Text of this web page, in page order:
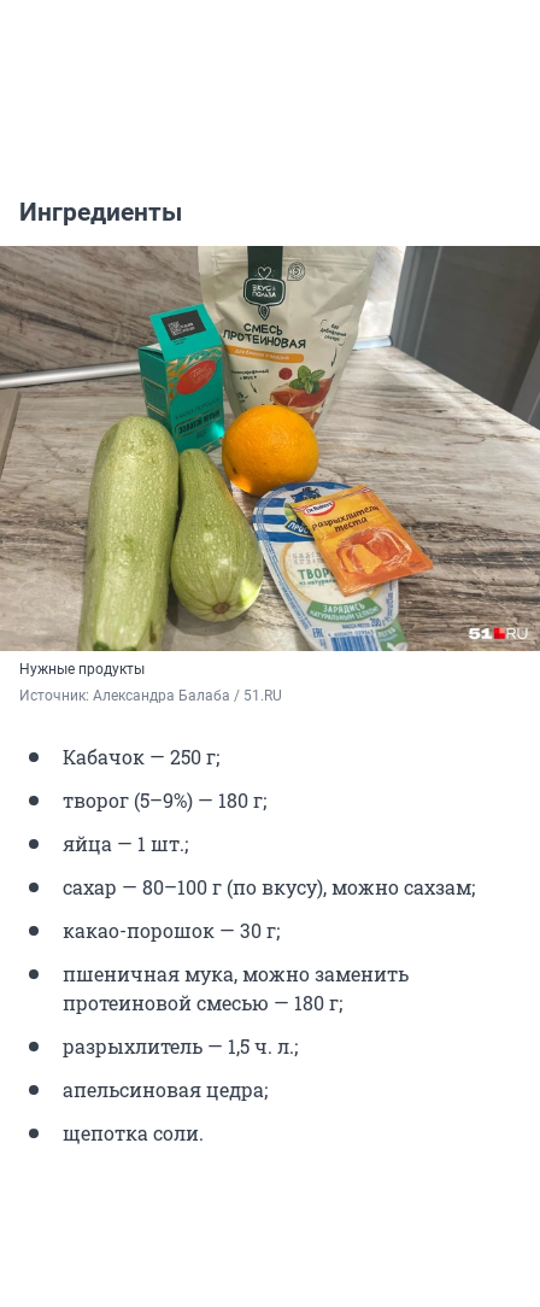
Ингредиенты
Нужные продукты
Источник: Александра Балаба / 51.RU
Кабачок — 250 г;
творог (5–9%) — 180 г;
яйца — 1 шт.;
сахар — 80–100 г (по вкусу), можно сахзам;
какао-порошок — 30 г;
пшеничная мука, можно заменить
протеиновой смесью — 180 г;
разрыхлитель — 1,5 ч. л.;
апельсиновая цедра;
щепотка соли.